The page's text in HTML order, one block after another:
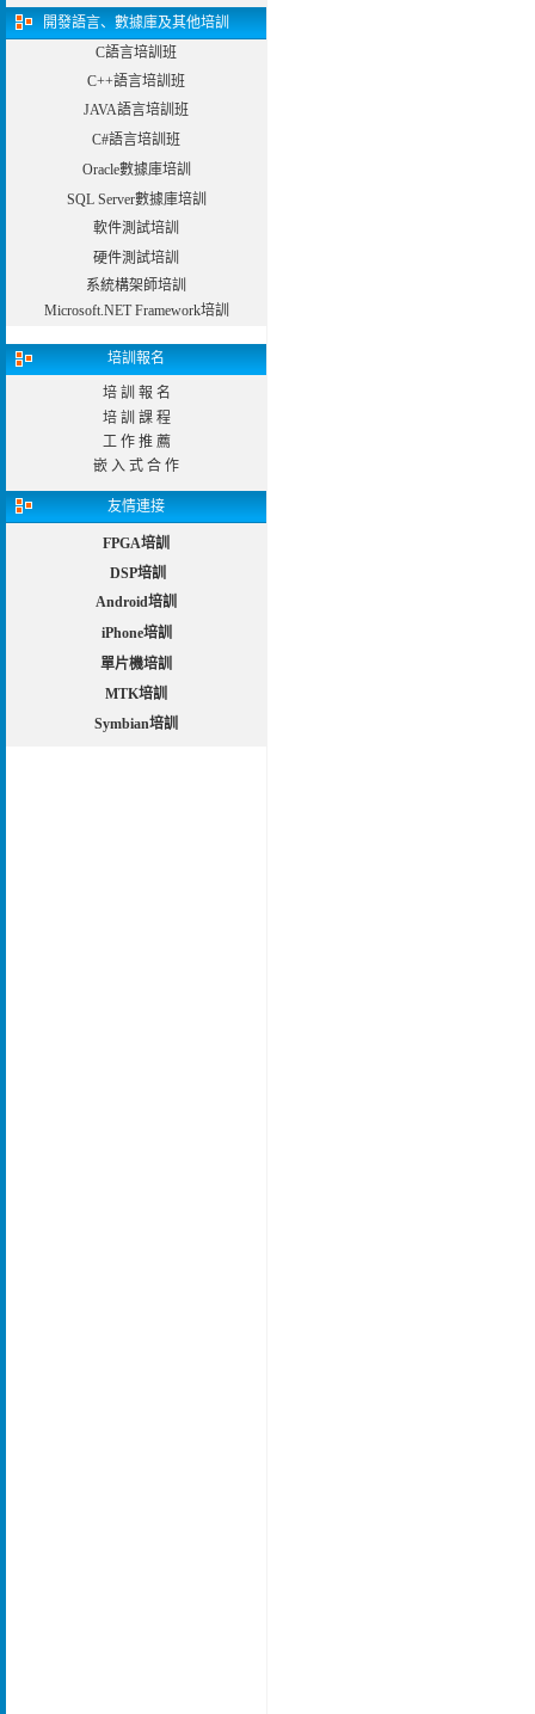
開發語言、數據庫及其他培訓
C語言培訓班
C++語言培訓班
JAVA語言培訓班
C#語言培訓班
Oracle數據庫培訓
SQL Server數據庫培訓
軟件測試培訓
硬件測試培訓
系統構架師培訓
Microsoft.NET Framework培訓
培訓報名
培 訓 報 名
培 訓 課 程
工 作 推 薦
嵌 入 式 合 作
友情連接
FPGA培訓
DSP培訓
Android培訓
iPhone培訓
單片機培訓
MTK培訓
Symbian培訓